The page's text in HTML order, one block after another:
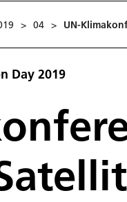
> 04 > UN-
Day 2019